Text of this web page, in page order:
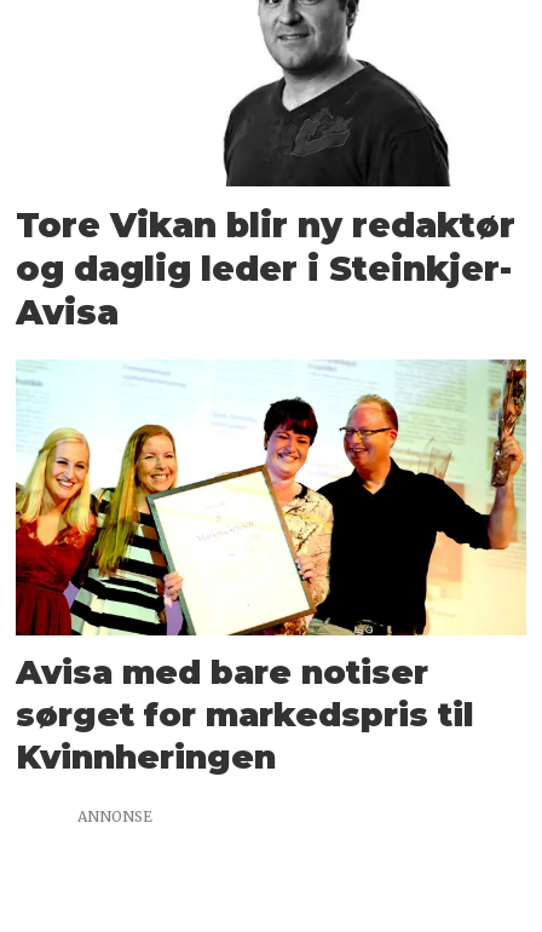
Tore Vikan blir ny redaktør
og daglig leder i Steinkjer-
Avisa
Avisa med bare notiser
sørget for markedspris til
Kvinnheringen
ANNONSE